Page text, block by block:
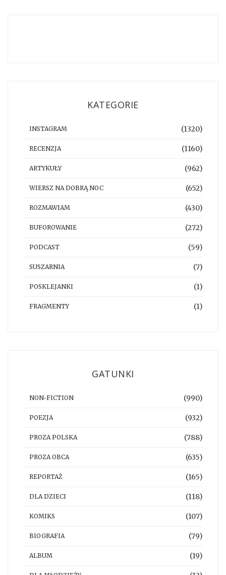
KATEGORIE
INSTAGRAM (1320)
RECENZJA (1160)
ARTYKUŁY (962)
WIERSZ NA DOBRĄ NOC (652)
ROZMAWIAM (430)
BUFOROWANIE (272)
PODCAST (59)
SUSZARNIA (7)
POSKLEJANKI (1)
FRAGMENTY (1)
GATUNKI
NON-FICTION (990)
POEZJA (932)
PROZA POLSKA (788)
PROZA OBCA (635)
REPORTAŻ (165)
DLA DZIECI (118)
KOMIKS (107)
BIOGRAFIA (79)
ALBUM (19)